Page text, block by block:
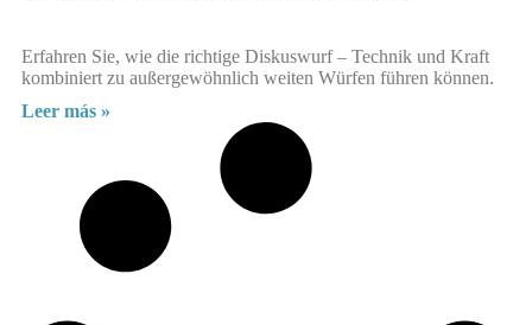
Erfahren Sie, wie die richtige Diskuswurf – Technik und Kraft
kombiniert zu außergewöhnlich weiten Würfen führen können.
Leer más »